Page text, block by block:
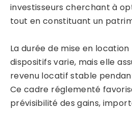
investisseurs cherchant à
tout en constituant un
La durée de mise en
dispositifs varie, mais elle
revenu locatif stable
Ce cadre réglementé
prévisibilité des gains,